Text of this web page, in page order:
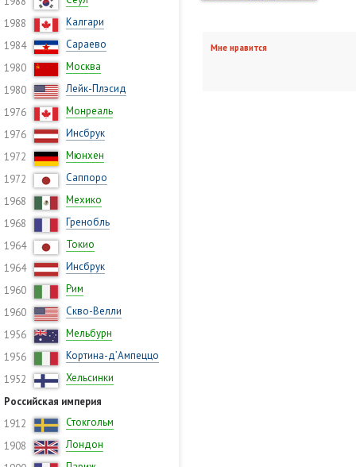
1988
Калгари
1984
Сараево
1980
Москва
1980
Лейк-Плэсид
1976
Монреаль
1976
Инсбрук
1972
Мюнхен
1972
Саппоро
1968
Мехико
1968
Гренобль
1964
Токио
1964
Инсбрук
1960
Рим
1960
Скво-Велли
1956
Мельбурн
1956
Кортина-д’Ампеццо
1952
Хельсинки
Российская империя
1912
Стокгольм
1908
Лондон
Мне нравится